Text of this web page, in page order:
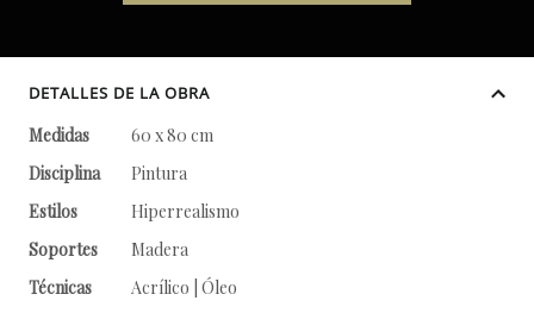
DETALLES DE LA OBRA
Medidas
60 x 80 cm
Disciplina
Pintura
Estilos
Hiperrealismo
Soportes
Madera
Técnicas
Acrílico | Óleo